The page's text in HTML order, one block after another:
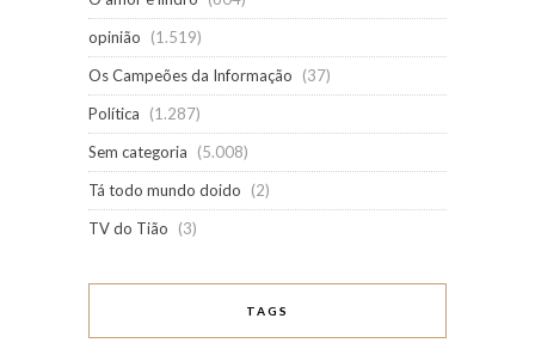
opinião
(1.519)
Os Campeões da Informação
(37)
Política
(1.287)
Sem categoria
(5.008)
Tá todo mundo doido
(2)
TV do Tião
(3)
TAGS